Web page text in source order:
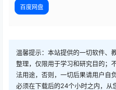
百度网盘
温馨提示：本站提供的一切软件、
整理，仅限用于学习和研究目的；
法用途，否则，一切后果请用户自
必须在下载后的24个小时之内，从